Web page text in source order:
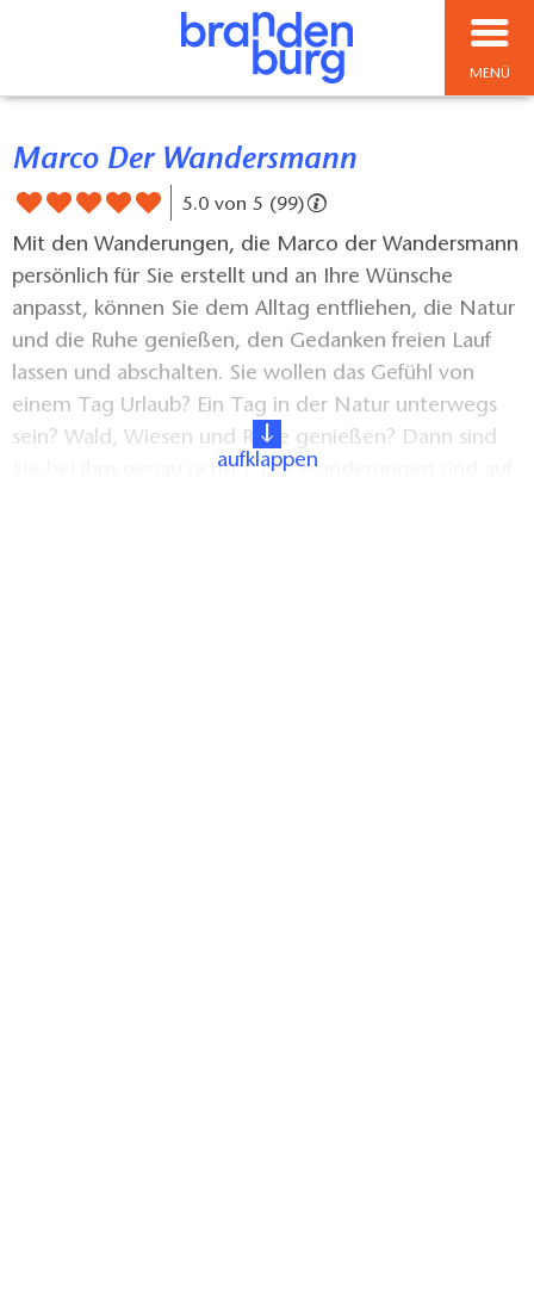
MENÜ
Marco Der Wandersmann
5.0 von 5 (99)
Mit den Wanderungen, die Marco der Wandersmann
persönlich für Sie erstellt und an Ihre Wünsche
anpasst, können Sie dem Alltag entfliehen, die Natur
und die Ruhe genießen, den Gedanken freien Lauf
lassen und abschalten. Sie wollen das Gefühl von
einem Tag Urlaub? Ein Tag in der Natur unterwegs
sein? Wald, Wiesen und Ruhe genießen? Dann sind
Sie bei ihm genau richtig. Die Wanderungen sind auf
aufklappen